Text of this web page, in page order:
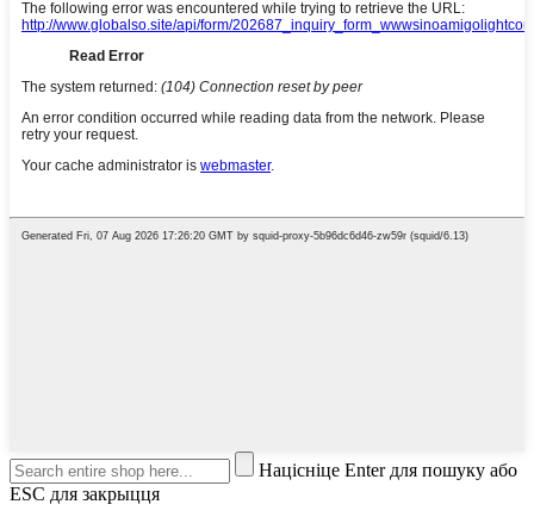
Націсніце Enter для пошуку або
ESC для закрыцця